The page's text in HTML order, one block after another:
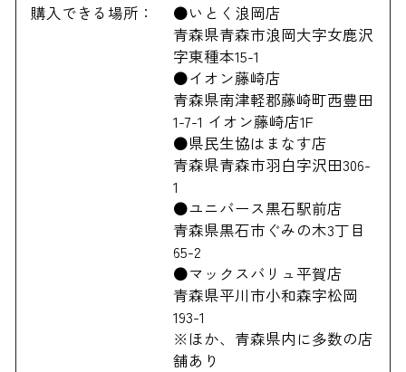
購入できる場所：
●いとく浪岡店
青森県青森市浪岡大字女鹿沢
字東種本15-1
●イオン藤崎店
青森県南津軽郡藤崎町西豊田
1-7-1 イオン藤崎店1F
●県民生協はまなす店
青森県青森市羽白字沢田306-
1
●ユニバース黒石駅前店
青森県黒石市ぐみの木3丁目
65-2
●マックスバリュ平賀店
青森県平川市小和森字松岡
193-1
※ほか、青森県内に多数の店
舗あり